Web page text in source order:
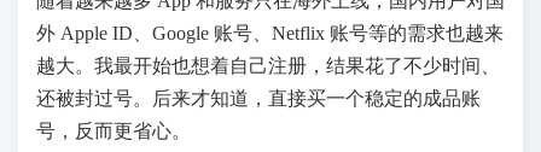
外 Apple ID、Google 账号、Netflix 账号等的需求也越来
越大。我最开始也想着自己注册，结果花了不少时间、
还被封过号。后来才知道，直接买一个稳定的成品账
号，反而更省心。